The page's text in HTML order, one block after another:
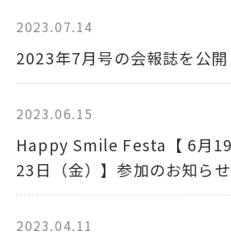
2023.07.14
2023年7月号の会報誌を公開
2023.06.15
Happy Smile Festa【 6月
23日（金）】参加のお知らせ
2023.04.11